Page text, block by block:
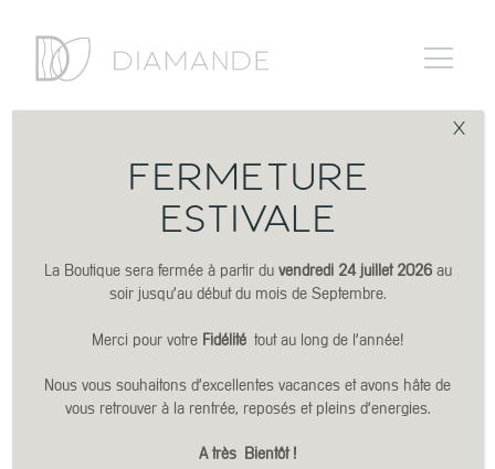
FERMETURE
ESTIVALE
La Boutique sera fermée à partir du vendredi 24 juillet 2026au
soir jusqu’au début du mois de Septembre.
Merci pour votre Fidélité tout au long de l’année!
Nous vous souhaitons d’excellentes vacances et avons hâte de
vous retrouver à la rentrée, reposés et pleins d’energies.
A très Bientôt !
X